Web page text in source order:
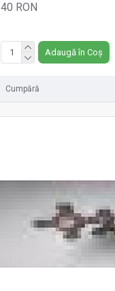
40 RON
Adaugă în Coș
Cumpără